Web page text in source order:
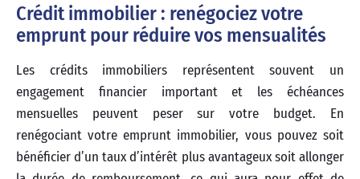
Crédit immobilier : renégociez votre
emprunt pour réduire vos mensualités
Les crédits immobiliers représentent souvent un
engagement financier important et les échéances
mensuelles peuvent peser sur votre budget. En
renégociant votre emprunt immobilier, vous pouvez soit
bénéficier d’un taux d’intérêt plus avantageux soit allonger